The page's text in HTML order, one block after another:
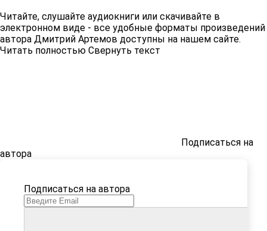
Читайте, слушайте аудиокниги или скачивайте в
электронном виде - все удобные форматы произведений
автора Дмитрий Артемов доступны на нашем сайте.
Читать полностью Свернуть текст
Подписаться на
автора
Подписаться на автора